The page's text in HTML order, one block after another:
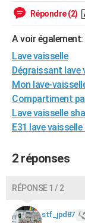
Guides de France
Escapades
Patrimoine
Expositions
Musées
Week-end nature
Art de vivre
Bien-être
Loisirs
Mode
Modes de vie
Alimentation
Guide de la santé
Maladies
Médicaments
Sommeil
VOYAGE
PHOTO
GUIDES D'ACHAT
CARTE DE VOEUX
Carte de Noël
Carte Bonne année
Carte Saint-Valentin
Carte Pâques
Carte d'anniversaire
DICTIONNAIRE
Dictionnaire
Biographies
Citations
Expressions
Proverbes
PROGRAMME TV
Répondre (2)
A voir également:
Lave vaisselle
Dégraissant lave
Mon lave-
Compartiment
Lave vaisselle
E31 lave
2 réponses
RÉPONSE 1 / 2
stf_jpd87